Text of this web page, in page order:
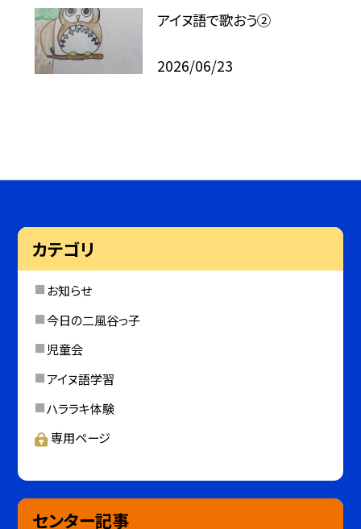
アイヌ語で歌おう②
2026/06/23
カテゴリ
お知らせ
今日の二風谷っ子
児童会
アイヌ語学習
ハララキ体験
専用ページ
センター記事